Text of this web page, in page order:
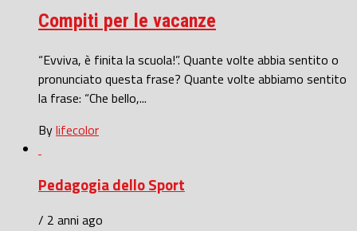
Compiti per le vacanze
“Evviva, è finita la scuola!”. Quante volte abbia sentito o
pronunciato questa frase? Quante volte abbiamo sentito
la frase: “Che bello,...
Bylifecolor
Pedagogia dello Sport
/ 2 anni ago